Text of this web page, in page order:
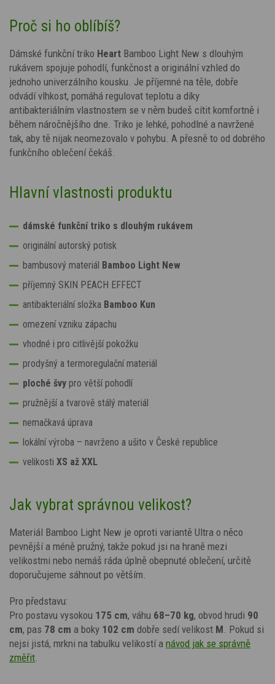
Proč si ho oblíbíš?
Dámské funkční triko Heart Bamboo Light New s dlouhým
rukávem spojuje pohodlí, funkčnost a originální vzhled do
jednoho univerzálního kousku. Je příjemné na těle, dobře
odvádí vlhkost, pomáhá regulovat teplotu a díky
antibakteriálním vlastnostem se v něm budeš cítit komfortně i
během náročnějšího dne. Triko je lehké, pohodlné a navržené
tak, aby tě nijak neomezovalo v pohybu. A přesně to od dobrého
funkčního oblečení čekáš.
Hlavní vlastnosti produktu
dámské funkční triko s dlouhým rukávem
originální autorský potisk
bambusový materiál Bamboo Light New
příjemný SKIN PEACH EFFECT
antibakteriální složka Bamboo Kun
omezení vzniku zápachu
vhodné i pro citlivější pokožku
prodyšný a termoregulační materiál
ploché švy pro větší pohodlí
pružnější a tvarově stálý materiál
nemačkavá úprava
lokální výroba – navrženo a ušito v České republice
velikosti XS až XXL
Jak vybrat správnou velikost?
Materiál Bamboo Light New je oproti variantě Ultra o něco
pevnější a méně pružný, takže pokud jsi na hraně mezi
velikostmi nebo nemáš ráda úplně obepnuté oblečení, určitě
doporučujeme sáhnout po větším.
Pro představu:
Pro postavu vysokou 175 cm, váhu 68–70 kg, obvod hrudi 90
cm, pas 78 cm a boky 102 cm dobře sedí velikost M . Pokud si
nejsi jistá, mrkni na tabulku velikostí a návod jak se správně
změřit